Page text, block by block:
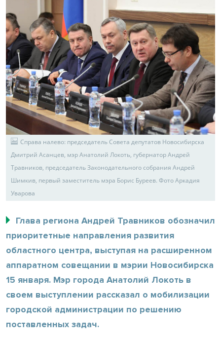
Справа налево: председатель Совета депутатов Новосибирска
Дмитрий Асанцев, мэр Анатолий Локоть, губернатор Андрей
Травников, председатель Законодательного собрания Андрей
Шимкив, первый заместитель мэра Борис Буреев. Фото Аркадия
Уварова
Глава региона Андрей Травников обозначил
приоритетные направления развития
областного центра, выступая на расширенном
аппаратном совещании в мэрии Новосибирска
15 января. Мэр города Анатолий Локоть в
своем выступлении рассказал о мобилизации
городской администрации по решению
поставленных задач.